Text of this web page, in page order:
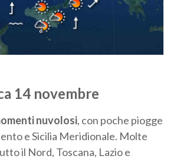
14 novembre
nuvolosi, con poche piogge
e Sicilia Meridionale. Molte
il Nord, Toscana, Lazio e